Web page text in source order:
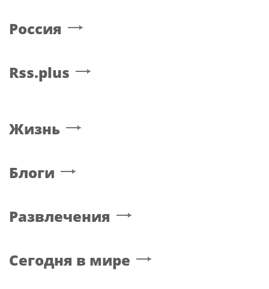
Россия
Rss.plus
Жизнь
Блоги
Развлечения
Сегодня в мире